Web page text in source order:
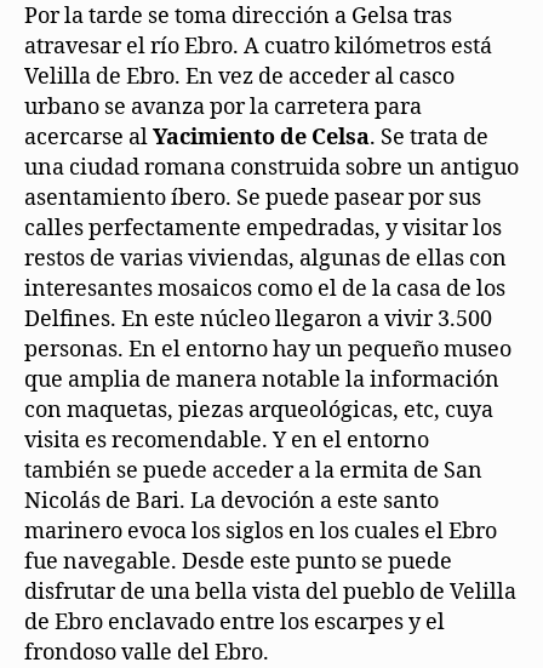
Por la tarde se toma dirección a Gelsa tras
atravesar el río Ebro. A cuatro kilómetros está
Velilla de Ebro. En vez de acceder al casco
urbano se avanza por la carretera para
acercarse alYacimiento de Celsa. Se trata de
una ciudad romana construida sobre un antiguo
asentamiento íbero. Se puede pasear por sus
calles perfectamente empedradas, y visitar los
restos de varias viviendas, algunas de ellas con
interesantes mosaicos como el de la casa de los
Delfines. En este núcleo llegaron a vivir 3.500
personas. En el entorno hay un pequeño museo
que amplia de manera notable la información
con maquetas, piezas arqueológicas, etc, cuya
visita es recomendable. Y en el entorno
también se puede acceder a la ermita de San
Nicolás de Bari. La devoción a este santo
marinero evoca los siglos en los cuales el Ebro
fue navegable. Desde este punto se puede
disfrutar de una bella vista del pueblo de Velilla
de Ebro enclavado entre los escarpes y el
frondoso valle del Ebro.